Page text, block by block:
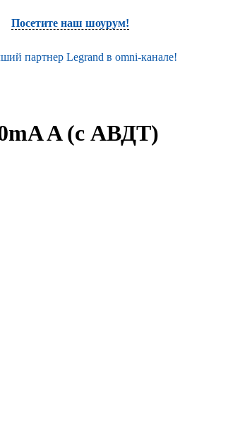
Посетите наш шоурум!
партнер Legrand в omni-канале!
A (с АВДТ)